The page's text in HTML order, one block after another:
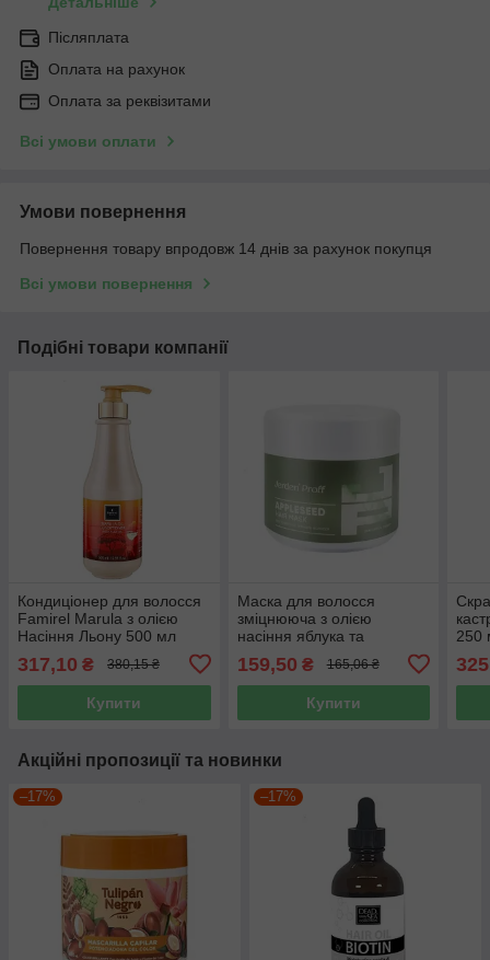
Післяплата
Оплата на рахунок
Оплата за реквізитами
Всі умови оплати
Умови повернення
Повернення товару впродовж 14 днів за рахунок покупця
Всі умови повернення
Подібні товари компанії
Кондиціонер для волосся
Famirel Marula з олією
Насіння Льону 500 мл
317,10 ₴ 380,15 ₴
Купити
Маска для волосся
зміцнююча з олією
насіння яблука та
Jerden Proff 300 мл
159,50 ₴ 165,06 ₴
Купити
250
Акційні пропозиції та новинки
–17% –17%